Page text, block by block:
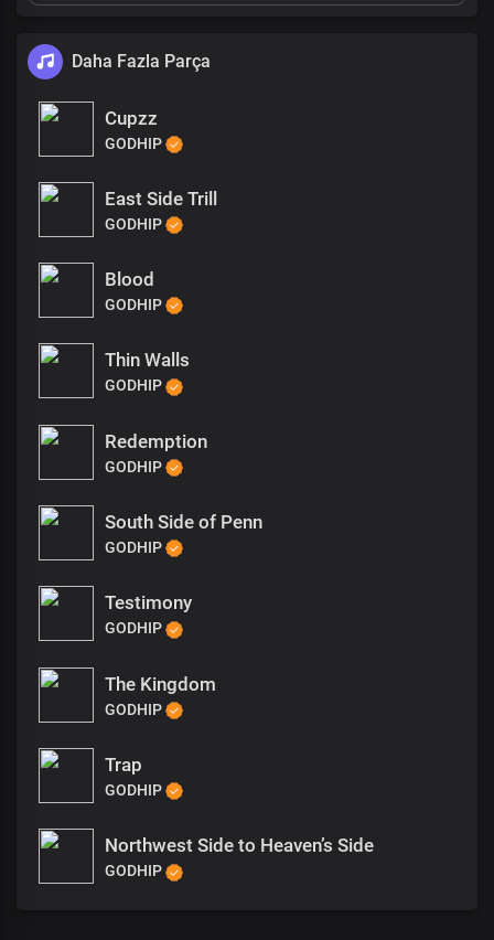
Daha Fazla Parça
Cupzz
GODHIP
East Side Trill
GODHIP
Blood
GODHIP
Thin Walls
GODHIP
Redemption
GODHIP
South Side of Penn
GODHIP
Testimony
GODHIP
The Kingdom
GODHIP
Trap
GODHIP
Northwest Side to Heaven’s Side
GODHIP